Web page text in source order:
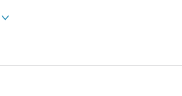
顏色是木頭本身的顏色。上了木蠟油後木頭
能引起木頭的變形或者開裂。